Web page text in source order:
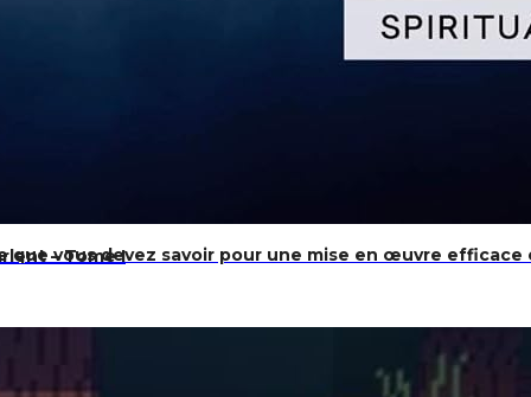
ce que vous devez savoir pour une mise en œuvre
– Tome I